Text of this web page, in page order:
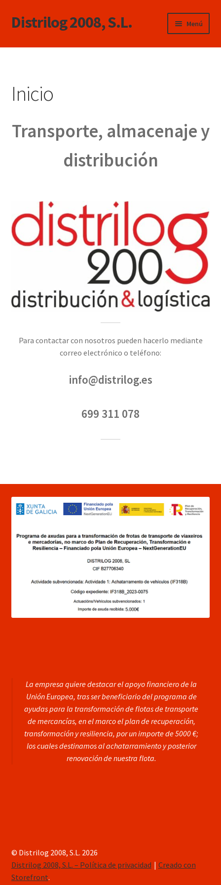
Ir
a
Ir
al
Distrilog 2008, S.L. Menú
Inicio
Nosotros
Contacto
Política de privacidad
Inicio
Transporte, almacenaje y
distribución
Para contactar con nosotros pueden hacerlo mediante
correo electrónico o teléfono:
info@distrilog.es
699 311 078
La empresa quiere destacar el apoyo financiero de la
Unión Europea, tras ser beneficiario del programa de
ayudas para la transformación de flotas de transporte
de mercancías, en el marco el plan de recuperación,
transformación y resiliencia, por un importe de 5000 €;
los cuales destinamos al achatarramiento y posterior
renovación de nuestra flota.
© Distrilog 2008, S.L. 2026
Distrilog 2008, S.L. – Política de privacidad
Creado con
Storefront.